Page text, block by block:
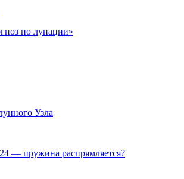
по лунации»
Узла
— пружина распрямляется?